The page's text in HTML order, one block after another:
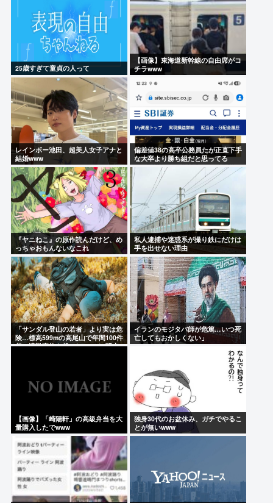
25歳すぎて童貞の人って
【画像】東海道新幹線の自由席がコ
チラwww
レインボー池田、超美人女子アナと
結婚www
偏差値38の高卒公務員たが正直下手
な大卒より勝ち組だと思ってる
『ヤニねこ』の原作読んだけど、め
っちゃおもんないなこれ
私人逮捕や迷惑系が撮り鉄にだけは
手を出せない理由
「サンダル登山の若者」より実は危
険…標高599mの高尾山で年間100件
超の遭難事故を起こしている"張本
イランのモジタバ師が危篤…いつ死
亡してもおかしくない」
【画像】「崎陽軒」の高級弁当を大
量購入したでwww
独身30代のお盆休み、ガチでやるこ
とが無いwww